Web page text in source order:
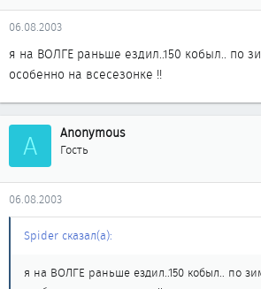
06.08.2003
я на ВОЛГЕ раньше ездил..150 кобыл.. по
особенно на всесезонке !!
A Anonymous
Гость
06.08.2003
Spider сказал(а):
я на ВОЛГЕ раньше ездил..150 кобыл.. по